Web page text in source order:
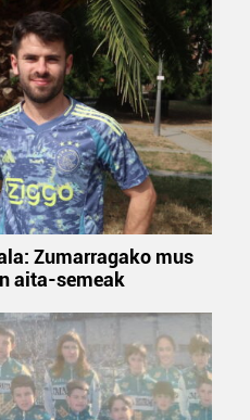
Zumarragako mus
aita-semeak